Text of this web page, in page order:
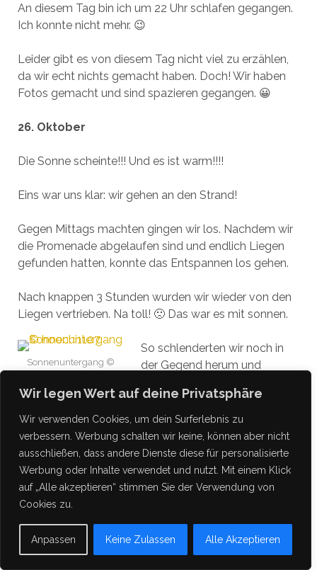
Wir legen Wert auf deine Privatsphäre
Wir verwenden Cookies, um dein Surferlebnis zu
verbessern. Werbung schalten wir keine, können aber nicht
ausschließen, dass andere Dienste diese für personalisierte
Werbung oder Inhalte verwendet und nutzt. Mit einem Klick
auf „Alle akzeptieren“ stimmen Sie der Verwendung von
Cookies zu.
Anpassen Keine Zulassen Alle Akzeptieren
An diesem Tag bin ich um 22 Uhr schlafen gegangen.
Ich konnte nicht mehr. 😉
Leider gibt es von diesem Tag nicht viel zu erzählen,
da wir echt nichts gemacht haben. Doch! Wir haben
Fotos gemacht und sind spazieren gegangen. 😀
26. Oktober
Die Sonne scheinte!!! Und es ist warm!!!!
Eins war uns klar: wir gehen an den Strand!
Gegen Mittags machten gingen wir los. Nachdem wir
die Promenade abgelaufen sind und endlich Liegen
gefunden hatten, konnte das Entspannen los gehen.
Nach knappen 3 Stunden wurden wir wieder von den
Liegen vertrieben. Na toll! 🙁 Das war es mit sonnen.
Sonnenuntergang ©
So schlenderten wir noch in
der Gegend herum und
wieder im Hotelzimmer. 🙁
Und mit Essen und Trinken und Buch und Kamera.
Da wir ja schon wussten, dass es wieder eine kurze
Nacht geben wird gingen wir auch an diesem Abend
früh ins Bett. Morgen sollte es ja nachts schon wieder
werden.